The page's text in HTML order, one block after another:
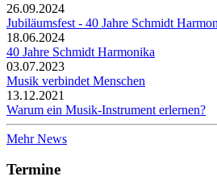
26.09.2024
Jubiläumsfest - 40 Jahre Schmidt
18.06.2024
40 Jahre Schmidt Harmonika
03.07.2023
Musik verbindet Menschen
13.12.2021
Warum ein Musik-Instrument erlernen?
Mehr News
Termine